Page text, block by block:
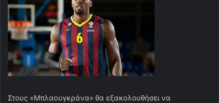
Στους «Μπλαουγκράνα» θα εξακολουθήσει να